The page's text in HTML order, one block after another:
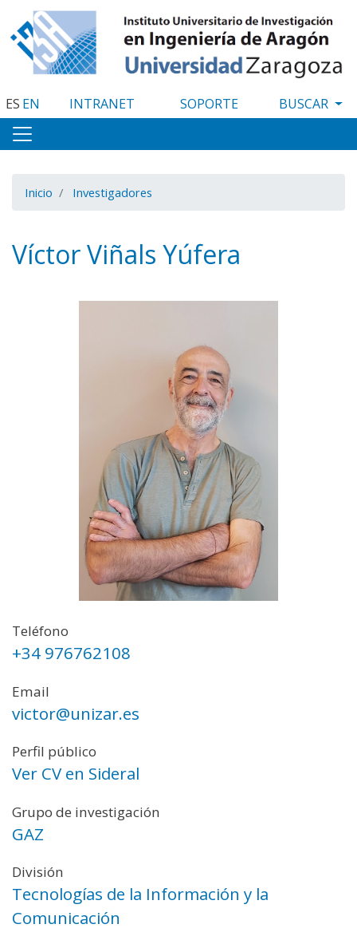
al
contenido
principal
ES EN INTRANET SOPORTE
Inicio Investigadores
Víctor Viñals Yúfera
Teléfono
+34 976762108
Email
victor@unizar.es
Perfil público
Ver CV en Sideral
Grupo de investigación
GAZ
División
Tecnologías de la Información y la
Comunicación